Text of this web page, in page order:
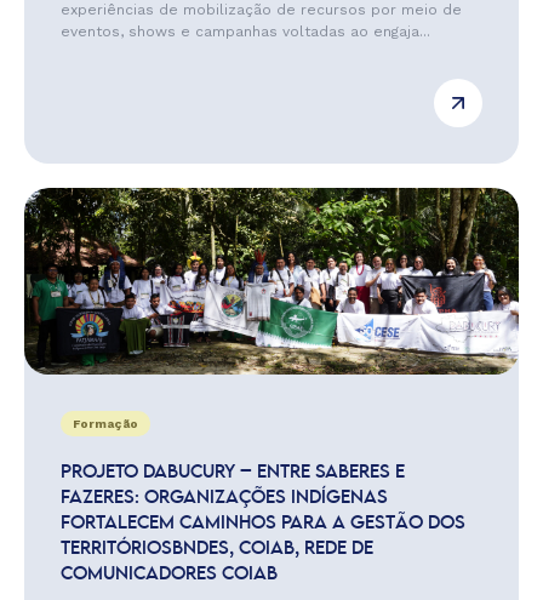
experiências de mobilização de recursos por meio de
eventos, shows e campanhas voltadas ao engaja...
Formação
PROJETO DABUCURY – ENTRE SABERES E
FAZERES: ORGANIZAÇÕES INDÍGENAS
FORTALECEM CAMINHOS PARA A GESTÃO DOS
TERRITÓRIOSBNDES, COIAB, REDE DE
COMUNICADORES COIAB